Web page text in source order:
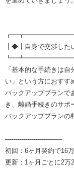
┃◆┃自身で交渉した
「基本的な手続きは
い」という方におすす
バックアッププランで
き、離婚手続きのサポ
バックアッププランの
—-------------------------
初回：6ヶ月契約で16
更新：1ヶ月ごとに2万